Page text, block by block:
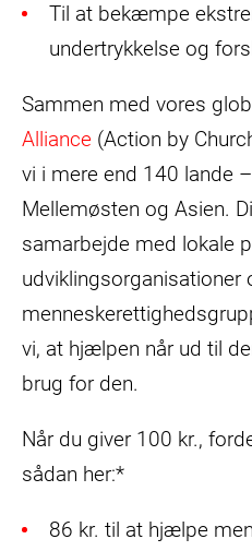
Til at bekæmpe
undertrykkelse og
Sammen med vores
Alliance (Action by
vi i mere end 140 lande
Mellemøsten og Asien.
samarbejde med lokale
udviklingsorganisationer
vi, at hjælpen når ud til
brug for den.
Når du giver 100 kr.,
sådan her:*
86 kr. til at hjælpe